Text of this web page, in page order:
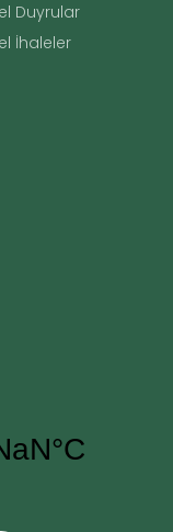
Duyrular
İhaleler